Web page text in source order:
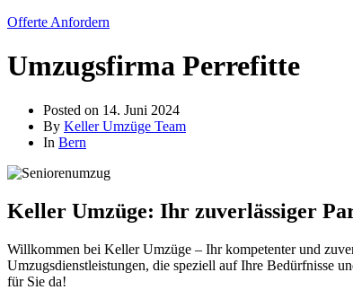
Offerte Anfordern
Umzugsfirma Perrefitte
Posted on 14. Juni 2024
By Keller Umzüge Team
In Bern
Keller Umzüge: Ihr zuverlässiger
Willkommen bei Keller Umzüge – Ihr kompetenter und
Umzugsdienstleistungen, die speziell auf Ihre Bedürfnisse
für Sie da!